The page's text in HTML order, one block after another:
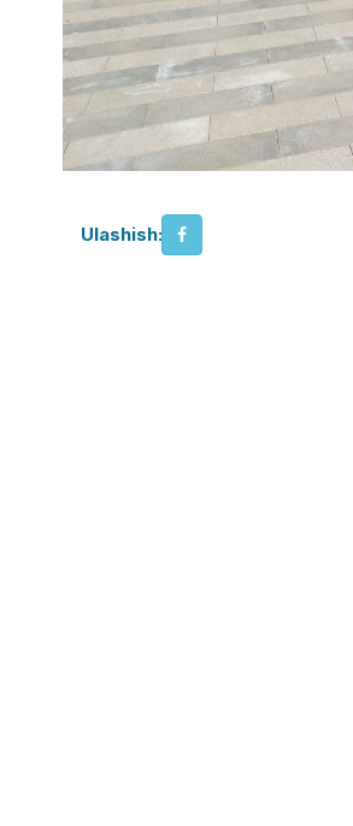
Ulashish: